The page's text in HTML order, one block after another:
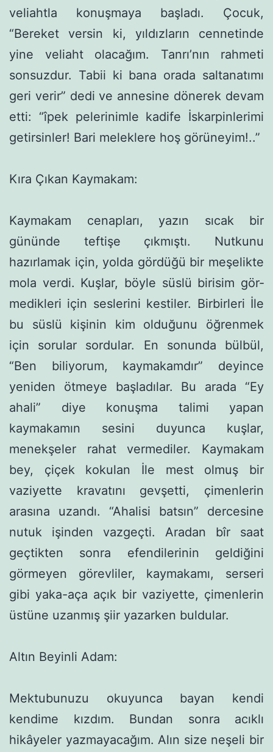
veliahtla konuşmaya başla­dı. Çocuk,
“Bereket versin ki, yıldızların cennetinde
yine veliaht olaca­ğım. Tanrı’nın rahmeti
sonsuzdur. Tabii ki bana orada saltanatımı
geri verir” dedi ve annesine dönerek devam
etti: “îpek pelerinimle kadife İskarpinlerimi
getirsinler! Bari meleklere hoş görüneyim!..”
Kıra Çıkan Kaymakam:
Kaymakam cenapları, yazın sıcak bir
gününde teftişe çıkmıştı. Nutkunu
hazırlamak için, yolda gör­düğü bir meşelikte
mola verdi. Kuşlar, böyle süslü birisim gör­
medikleri için seslerini kestiler. Birbirleri İle
bu süslü kişinin kim olduğunu öğrenmek
için sorular sordular. En sonunda bülbül,
“Ben biliyorum, kaymakamdır” deyince
yeniden ötmeye başladılar. Bu arada “Ey
ahali” diye konuşma talimi yapan
kaymakamın sesini duyunca kuşlar,
menekşeler rahat vermediler. Kaymakam
bey, çiçek kokulan İle mest olmuş bir
vaziyette kravatını gevşetti, çimenlerin
arasına uzandı. “Ahalisi batsın” dercesine
nutuk işin­den vazgeçti. Aradan bîr saat
geçtikten sonra efendilerinin geldi­ğini
görmeyen görevliler, kaymakamı, serseri
gibi yaka-aça açık bir vaziyette, çimenlerin
üstüne uzanmış şiir yazarken buldular.
Altın Beyinli Adam:
Mektubunuzu okuyunca bayan kendi
kendime kızdım. Bun­dan sonra acıklı
hikâyeler yazmayacağım. Alın size neşeli bir